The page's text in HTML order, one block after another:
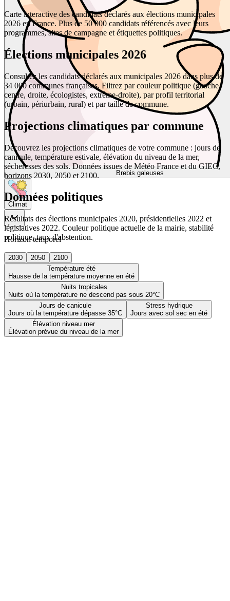
Brebis galeuses
Climat
Horizon temporel
2030 2050
2100
Température été
Hausse de la température moyenne en été
Nuits tropicales
Nuits où la température ne descend pas sous 20°C
Jours de canicule
Jours où la température dépasse 35°C
Stress hydrique
Jours avec sol sec en été
Élévation niveau mer
Élévation prévue du niveau de la mer
Carte interactive des candidats déclarés aux élections municipales
2026 en France. Plus de 50 000 candidats référencés avec leurs
programmes, sites de campagne et étiquettes politiques.
Élections municipales 2026
Consultez les candidats déclarés aux municipales 2026 dans plus de
34 000 communes françaises. Filtrez par couleur politique (gauche,
centre, droite, écologistes, extrême-droite), par profil territorial
(urbain, périurbain, rural) et par taille de commune.
Projections climatiques par commune
Découvrez les projections climatiques de votre commune : jours de
canicule, température estivale, élévation du niveau de la mer,
sécheresses des sols. Données issues de Météo France et du GIEC,
horizons 2030, 2050 et 2100.
Données politiques
Résultats des élections municipales 2020, présidentielles 2022 et
législatives 2022. Couleur politique actuelle de la mairie, stabilité
politique, taux d'abstention.